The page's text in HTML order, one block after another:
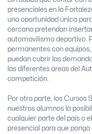
presenciales en la
una oportunidad única
cercano pretendan
automovilismo deportivo.
permanentes con
puedan cubrir las
las diferentes áreas del
competición.
Por otra parte, los Cursos
nuestros alumnos la
cualquier parte del país o
presencial para que